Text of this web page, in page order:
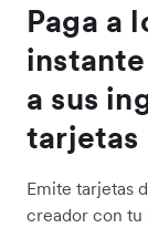
Paga a
a sus
tarjetas
Emite tarjetas
creador con tu